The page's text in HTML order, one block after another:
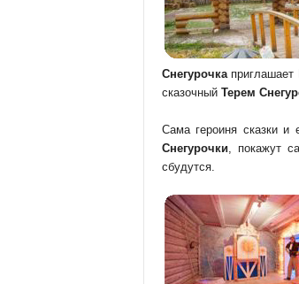
Снегурочкаприглашает
сказочный Терем
Сама героиня сказки и
Снегурочки, покажут
сбудутся.